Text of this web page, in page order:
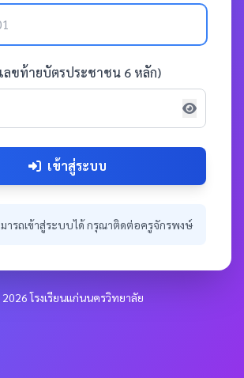
ลขท้ายบัตรประชาชน 6 หลัก)
เข้าสู่ระบบ
ารถเข้าสู่ระบบได้ กรุณาติดต่อครูจักรพงษ์
โรงเรียนแก่นนครวิทยาลัย